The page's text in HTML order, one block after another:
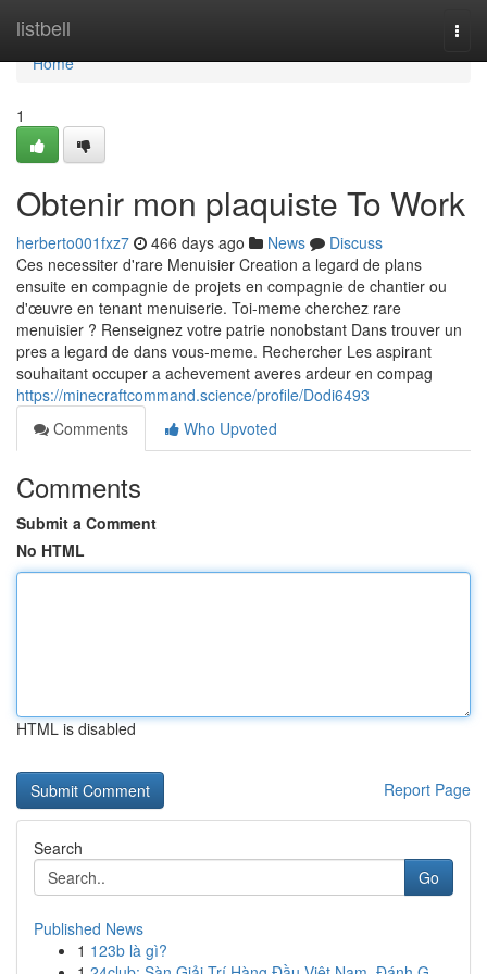
listbell
Home
Home
1
Obtenir mon plaquiste To Work
herberto001fxz7 466 days ago News
Discuss
Ces necessiter d'rare Menuisier Creation a legard de plans
ensuite en compagnie de projets en compagnie de chantier ou
d'œuvre en tenant menuiserie. Toi-meme cherchez rare
menuisier ? Renseignez votre patrie nonobstant Dans trouver un
pres a legard de dans vous-meme. Rechercher Les aspirant
souhaitant occuper a achevement averes ardeur en compag
https://minecraftcommand.science/profile/Dodi6493
Comments
Who Upvoted
Comments
Submit a Comment
No HTML
HTML is disabled
Report Page
Search
Go
Published News
1 123b là gì?